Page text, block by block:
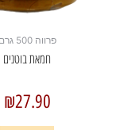
פרווה 500 גרם
חמאת בוטנים
₪27.90